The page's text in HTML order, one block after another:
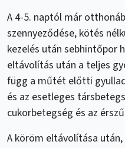
A 4-5. naptól már
szennyeződése, kötés
kezelés után sebhintőpor
eltávolítás után a teljes
függ a műtét előtti
és az esetleges
cukorbetegség és az
A köröm eltávolítása